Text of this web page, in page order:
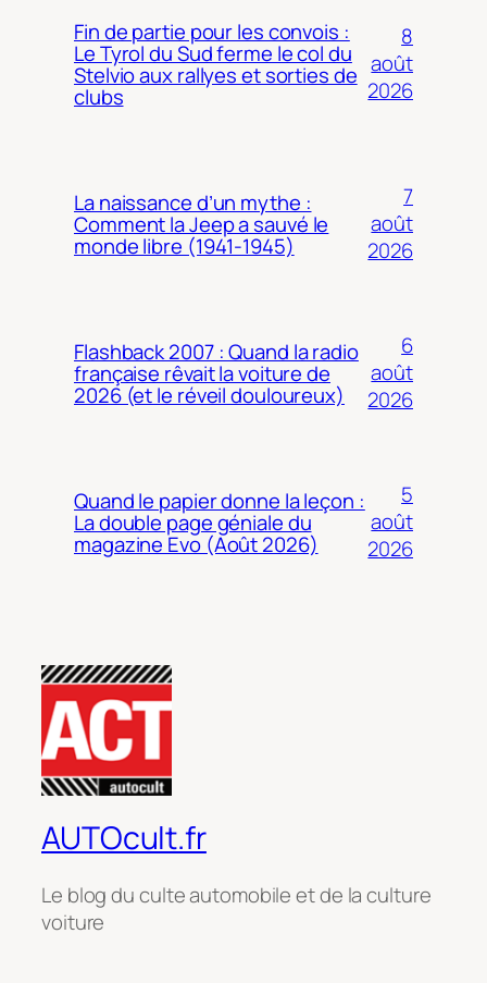
Fin de partie pour les convois :
Le Tyrol du Sud ferme le col du
Stelvio aux rallyes et sorties de
clubs
8
août
2026
La naissance d’un mythe :
Comment la Jeep a sauvé le
monde libre (1941-1945)
7
août
2026
Flashback 2007 : Quand la radio
française rêvait la voiture de
2026 (et le réveil douloureux)
6
août
2026
Quand le papier donne la leçon :
La double page géniale du
magazine Evo (Août 2026)
5
août
2026
AUTOcult.fr
Le blog du culte automobile et de la culture
voiture